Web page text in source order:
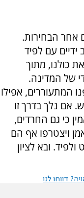
אחר הבחירות.
ידיים עם לפיד
כולנו, מתוך
של המדינה.
המתעוררים, אפילו
אם נלך בדרך זו
כי גם החרדים,
ויצטרפו אף הם
ובא לציון
דווחו לנו